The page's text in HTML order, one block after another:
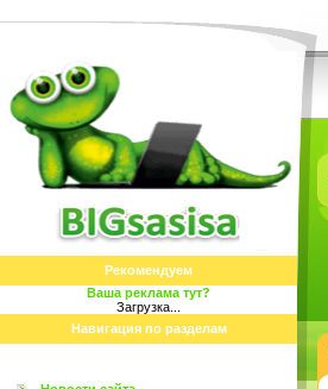
Рекомендуем
Ваша реклама тут?
Загрузка...
Навигация по разделам